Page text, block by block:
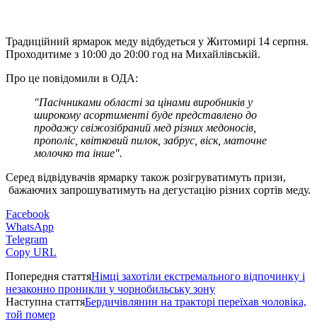
Традиційний ярмарок меду відбудеться у Житомирі 14 серпня.
Проходитиме з 10:00 до 20:00 год на Михайлівській.
Про це повідомили в ОДА:
"Пасічниками області за цінами виробників у
широкому асортименті буде представлено до
продажу свіжозібраний мед різних медоносів,
прополіс, квітковий пилок, забрус, віск, маточне
молочко та інше".
Серед відвідувачів ярмарку також розігруватимуть призи,
бажаючих запрошуватимуть на дегустацію різних сортів меду.
Facebook
WhatsApp
Telegram
Copy URL
Попередня статтяНімці захотіли екстремального відпочинку і
незаконно проникли у чорнобильську зону
Наступна статтяБердичівлянин на тракторі переїхав чоловіка,
той помер